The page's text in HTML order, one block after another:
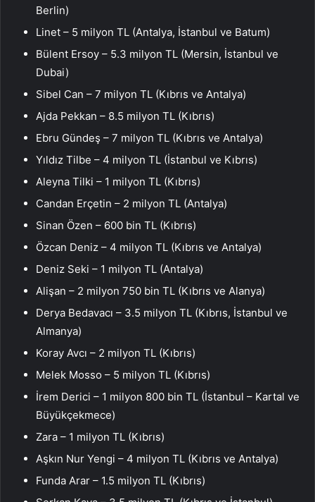
Berlin)
Linet – 5 milyon TL (Antalya, İstanbul ve Batum)
Bülent Ersoy – 5.3 milyon TL (Mersin, İstanbul ve
Dubai)
Sibel Can – 7 milyon TL (Kıbrıs ve Antalya)
Ajda Pekkan – 8.5 milyon TL (Kıbrıs)
Ebru Gündeş – 7 milyon TL (Kıbrıs ve Antalya)
Yıldız Tilbe – 4 milyon TL (İstanbul ve Kıbrıs)
Aleyna Tilki – 1 milyon TL (Kıbrıs)
Candan Erçetin – 2 milyon TL (Antalya)
Sinan Özen – 600 bin TL (Kıbrıs)
Özcan Deniz – 4 milyon TL (Kıbrıs ve Antalya)
Deniz Seki – 1 milyon TL (Antalya)
Alişan – 2 milyon 750 bin TL (Kıbrıs ve Alanya)
Derya Bedavacı – 3.5 milyon TL (Kıbrıs, İstanbul ve
Almanya)
Koray Avcı – 2 milyon TL (Kıbrıs)
Melek Mosso – 5 milyon TL (Kıbrıs)
İrem Derici – 1 milyon 800 bin TL (İstanbul – Kartal ve
Büyükçekmece)
Zara – 1 milyon TL (Kıbrıs)
Aşkın Nur Yengi – 4 milyon TL (Kıbrıs ve Antalya)
Funda Arar – 1.5 milyon TL (Kıbrıs)